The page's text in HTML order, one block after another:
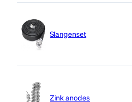
Slangenset
Zink anodes